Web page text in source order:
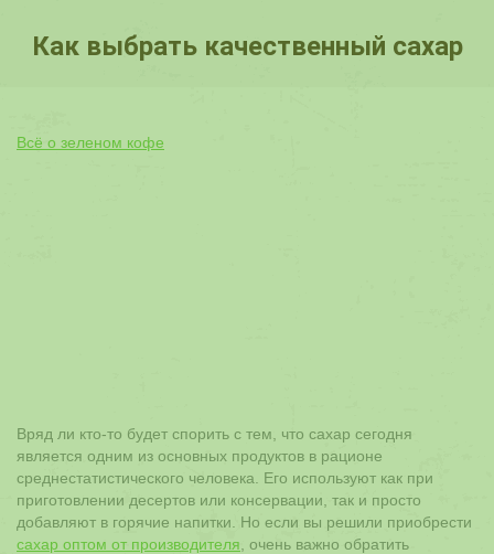
Как выбрать качественный сахар
Всё о зеленом кофе
Вряд ли кто-то будет спорить с тем, что сахар сегодня
является одним из основных продуктов в рационе
среднестатистического человека. Его используют как при
приготовлении десертов или консервации, так и просто
добавляют в горячие напитки. Но если вы решили приобрести
сахар оптом от производителя , очень важно обратить